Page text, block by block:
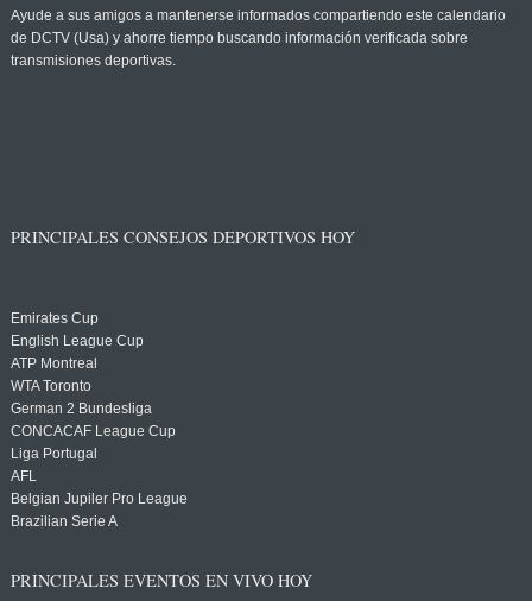
Ayude a sus amigos a mantenerse informados compartiendo este calendario
de DCTV (Usa) y ahorre tiempo buscando información verificada sobre
transmisiones deportivas.
PRINCIPALES CONSEJOS DEPORTIVOS HOY
Emirates Cup
English League Cup
ATP Montreal
WTA Toronto
German 2 Bundesliga
CONCACAF League Cup
Liga Portugal
AFL
Belgian Jupiler Pro League
Brazilian Serie A
PRINCIPALES EVENTOS EN VIVO HOY